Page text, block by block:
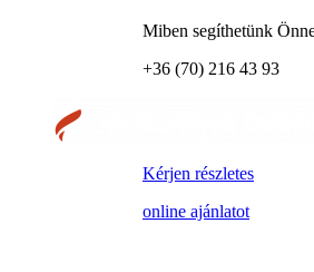
Miben segíthetünk
+36 (70) 216 43 93
Kérjen részletes
online ajánlatot